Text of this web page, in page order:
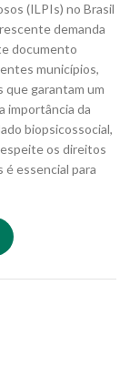
(ILPIs) no Brasil
demanda
documento
municípios,
que garantam um
importância da
biopsicossocial,
os direitos
essencial para